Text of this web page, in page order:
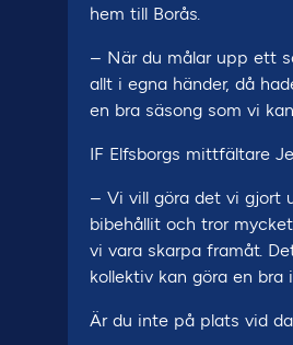
hem till Borås.
– När du målar upp ett
allt i egna händer, då
en bra säsong som vi
IF Elfsborgs mittfältare
– Vi vill göra det vi gjort
bibehållit och tror
vi vara skarpa framåt.
kollektiv kan göra en bra
Är du inte på plats vid